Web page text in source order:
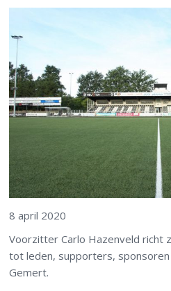
8 april 2020
Voorzitter Carlo Hazenveld richt
tot leden, supporters,
Gemert.